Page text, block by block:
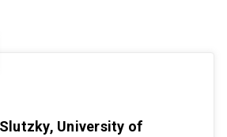
University of